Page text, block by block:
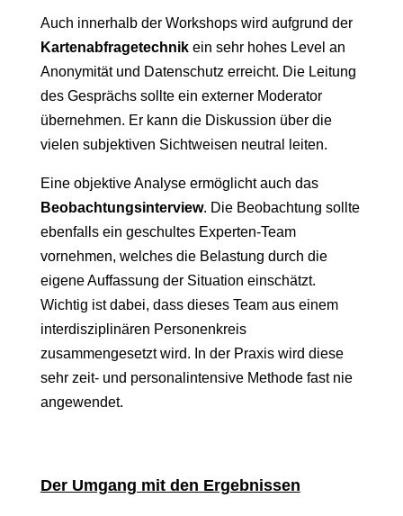
Auch innerhalb der Workshops wird aufgrund der
Kartenabfragetechnik ein sehr hohes Level an
Anonymität und Datenschutz erreicht. Die Leitung
des Gesprächs sollte ein externer Moderator
übernehmen. Er kann die Diskussion über die
vielen subjektiven Sichtweisen neutral leiten.
Eine objektive Analyse ermöglicht auch das
Beobachtungsinterview. Die Beobachtung sollte
ebenfalls ein geschultes Experten-Team
vornehmen, welches die Belastung durch die
eigene Auffassung der Situation einschätzt.
Wichtig ist dabei, dass dieses Team aus einem
interdisziplinären Personenkreis
zusammengesetzt wird. In der Praxis wird diese
sehr zeit- und personalintensive Methode fast nie
angewendet.
Der Umgang mit den Ergebnissen